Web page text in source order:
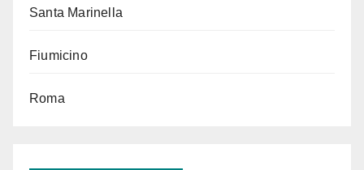
Santa Marinella
Fiumicino
Roma